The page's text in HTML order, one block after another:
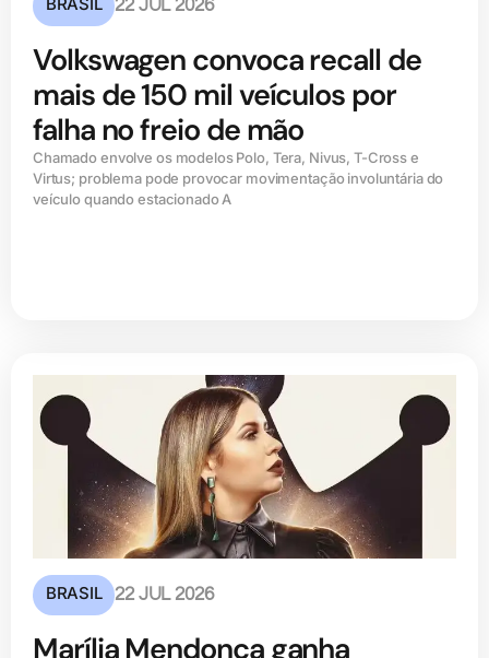
22 JUL 2026
Volkswagen convoca recall de
mais de 150 mil veículos por
falha no freio de mão
Chamado envolve os modelos Polo, Tera, Nivus, T-Cross e
Virtus; problema pode provocar movimentação involuntária do
veículo quando estacionado A
BRASIL 22 JUL 2026
Marília Mendonça ganha